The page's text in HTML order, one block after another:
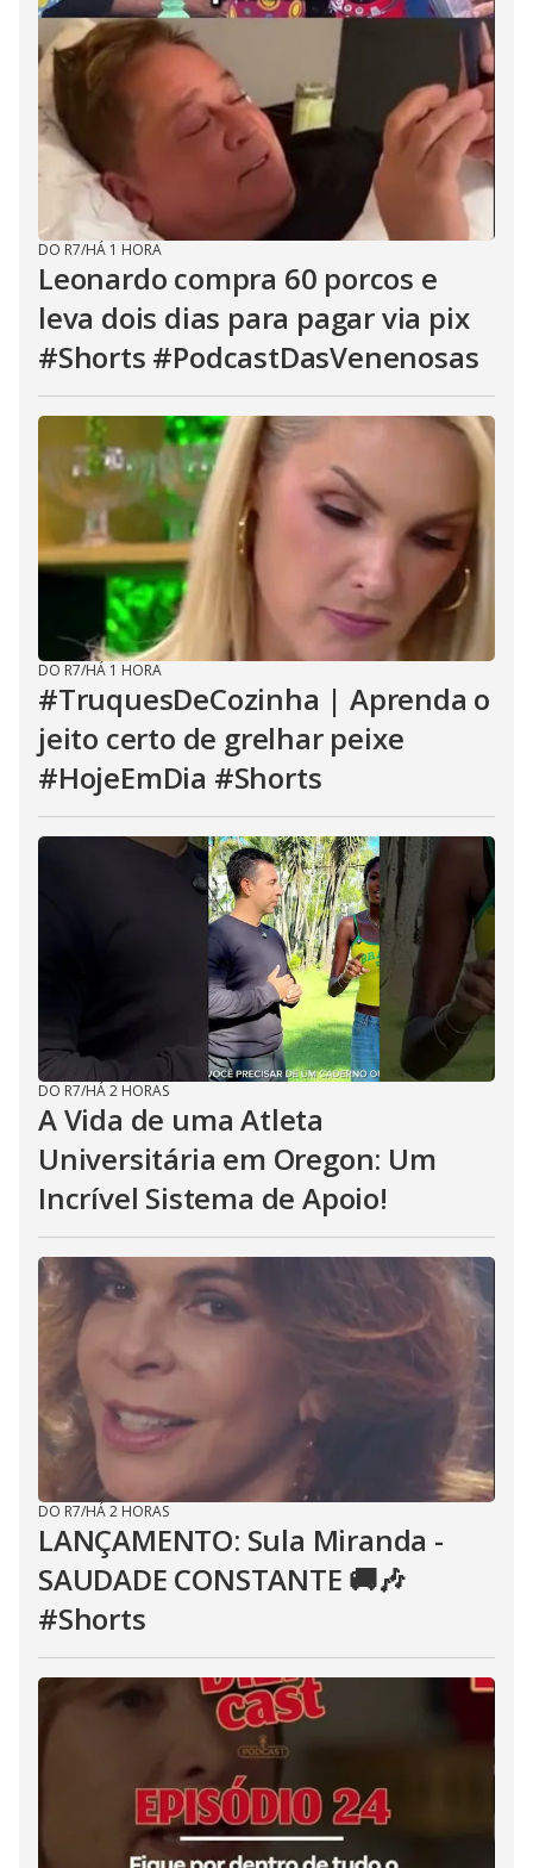
DO R7/HÁ 1 HORA
Leonardo compra 60 porcos e
leva dois dias para pagar via pix
#Shorts #PodcastDasVenenosas
DO R7/HÁ 1 HORA
#TruquesDeCozinha | Aprenda o
jeito certo de grelhar peixe
#HojeEmDia #Shorts
DO R7/HÁ 2 HORAS
A Vida de uma Atleta
Universitária em Oregon: Um
Incrível Sistema de Apoio!
DO R7/HÁ 2 HORAS
LANÇAMENTO: Sula Miranda -
SAUDADE CONSTANTE 🚚🎶
#Shorts